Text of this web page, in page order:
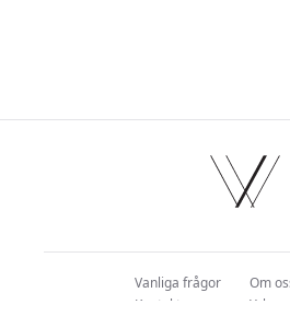
Vanliga frågor
Kontakt
Om